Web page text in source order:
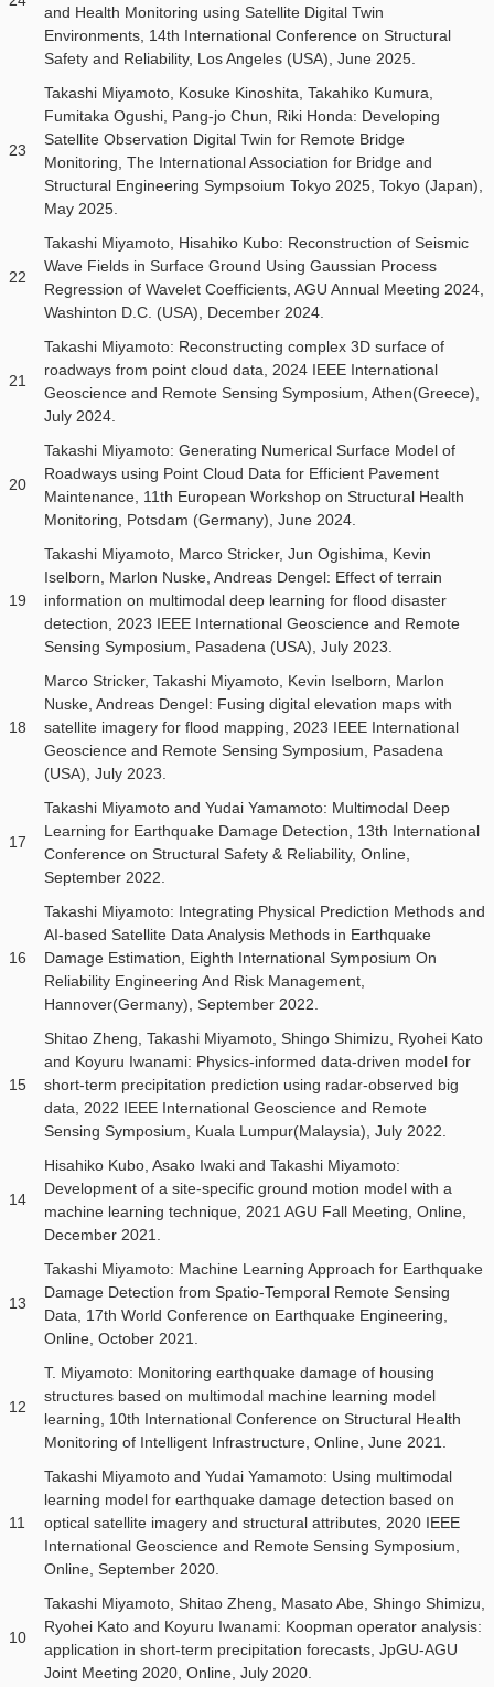
and Health Monitoring using Satellite Digital Twin
Environments, 14th International Conference on Structural
Safety and Reliability, Los Angeles (USA), June 2025.
23
Takashi Miyamoto, Kosuke Kinoshita, Takahiko Kumura,
Fumitaka Ogushi, Pang-jo Chun, Riki Honda: Developing
Satellite Observation Digital Twin for Remote Bridge
Monitoring, The International Association for Bridge and
Structural Engineering Sympsoium Tokyo 2025, Tokyo (Japan),
May 2025.
22
Takashi Miyamoto, Hisahiko Kubo: Reconstruction of Seismic
Wave Fields in Surface Ground Using Gaussian Process
Regression of Wavelet Coefficients, AGU Annual Meeting 2024,
Washinton D.C. (USA), December 2024.
21
Takashi Miyamoto: Reconstructing complex 3D surface of
roadways from point cloud data, 2024 IEEE International
Geoscience and Remote Sensing Symposium, Athen(Greece),
July 2024.
20
Takashi Miyamoto: Generating Numerical Surface Model of
Roadways using Point Cloud Data for Efficient Pavement
Maintenance, 11th European Workshop on Structural Health
Monitoring, Potsdam (Germany), June 2024.
19
Takashi Miyamoto, Marco Stricker, Jun Ogishima, Kevin
Iselborn, Marlon Nuske, Andreas Dengel: Effect of terrain
information on multimodal deep learning for flood disaster
detection, 2023 IEEE International Geoscience and Remote
Sensing Symposium, Pasadena (USA), July 2023.
18
Marco Stricker, Takashi Miyamoto, Kevin Iselborn, Marlon
Nuske, Andreas Dengel: Fusing digital elevation maps with
satellite imagery for flood mapping, 2023 IEEE International
Geoscience and Remote Sensing Symposium, Pasadena
(USA), July 2023.
17
Takashi Miyamoto and Yudai Yamamoto: Multimodal Deep
Learning for Earthquake Damage Detection, 13th International
Conference on Structural Safety & Reliability, Online,
September 2022.
16
Takashi Miyamoto: Integrating Physical Prediction Methods and
AI-based Satellite Data Analysis Methods in Earthquake
Damage Estimation, Eighth International Symposium On
Reliability Engineering And Risk Management,
Hannover(Germany), September 2022.
15
Shitao Zheng, Takashi Miyamoto, Shingo Shimizu, Ryohei Kato
and Koyuru Iwanami: Physics-informed data-driven model for
short-term precipitation prediction using radar-observed big
data, 2022 IEEE International Geoscience and Remote
Sensing Symposium, Kuala Lumpur(Malaysia), July 2022.
14
Hisahiko Kubo, Asako Iwaki and Takashi Miyamoto:
Development of a site-specific ground motion model with a
machine learning technique, 2021 AGU Fall Meeting, Online,
December 2021.
13
Takashi Miyamoto: Machine Learning Approach for Earthquake
Damage Detection from Spatio-Temporal Remote Sensing
Data, 17th World Conference on Earthquake Engineering,
Online, October 2021.
12
T. Miyamoto: Monitoring earthquake damage of housing
structures based on multimodal machine learning model
learning, 10th International Conference on Structural Health
Monitoring of Intelligent Infrastructure, Online, June 2021.
11
Takashi Miyamoto and Yudai Yamamoto: Using multimodal
learning model for earthquake damage detection based on
optical satellite imagery and structural attributes, 2020 IEEE
International Geoscience and Remote Sensing Symposium,
Online, September 2020.
10
Takashi Miyamoto, Shitao Zheng, Masato Abe, Shingo Shimizu,
Ryohei Kato and Koyuru Iwanami: Koopman operator analysis:
application in short-term precipitation forecasts, JpGU-AGU
Joint Meeting 2020, Online, July 2020.